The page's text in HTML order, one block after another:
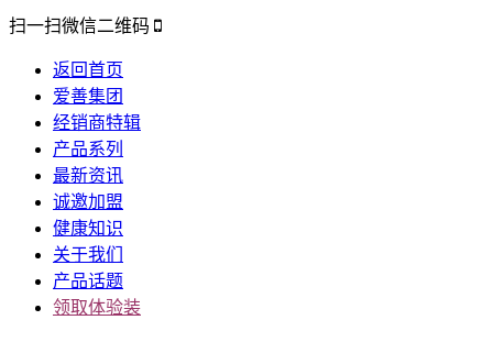
扫一扫微信二维码
返回首页
爱善集团
经销商特辑
产品系列
最新资讯
诚邀加盟
健康知识
关于我们
产品话题
领取体验装